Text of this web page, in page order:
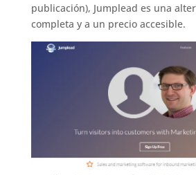
publicación), Jumplead es una
completa y a un precio accesible.